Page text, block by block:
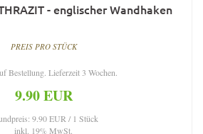
- englischer Wandhaken
PREIS PRO STÜCK
Bestellung. Lieferzeit 3 Wochen.
9.90 EUR
9.90 EUR / 1 Stück
inkl. 19% MwSt.